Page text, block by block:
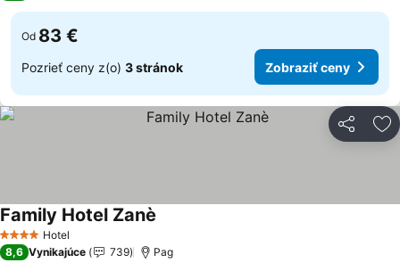
Od 83 €
Pozrieť ceny z(o) 3 stránok Zobraziť ceny
Zdieľať
4 Počet hviezdičiek
Hotel
Family Hotel Zanè
8,6 Vynikajúce 739 Pag